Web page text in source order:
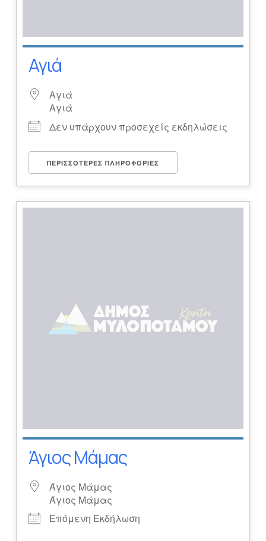
Αγιά
Αγιά
Αγιά
Δεν υπάρχουν προσεχείς εκδηλώσεις
ΠΕΡΙΣΣΌΤΕΡΕΣ ΠΛΗΡΟΦΟΡΊΕΣ
Άγιος Μάμας
Άγιος Μάμας
Άγιος Μάμας
Επόμενη Εκδήλωση